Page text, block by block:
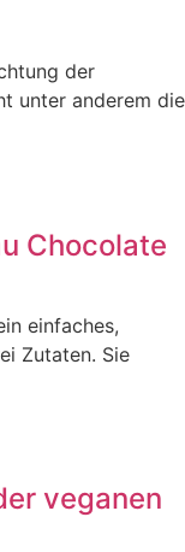
der
unter anderem die
Chocolate
einfaches,
Zutaten. Sie
veganen